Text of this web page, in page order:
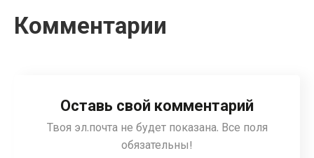
Комментарии
Оставь свой комментарий
Твоя эл.почта не будет показана. Все поля
обязательны!